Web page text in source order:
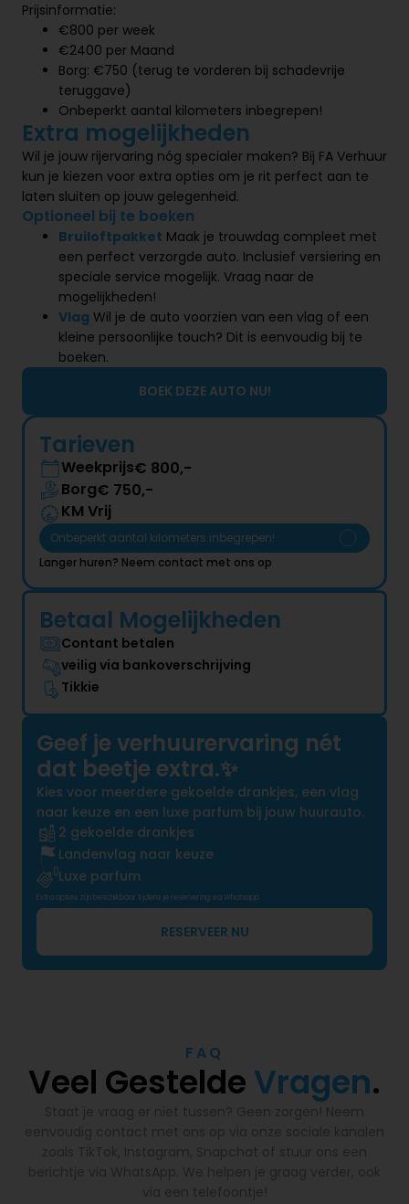
Prijsinformatie:
€800 per week
€2400 per Maand
Borg: €750 (terug te vorderen bij schadevrije
teruggave)
Onbeperkt aantal kilometers inbegrepen!
Extra mogelijkheden
Wil je jouw rijervaring nóg specialer maken? Bij FA Verhuur
kun je kiezen voor extra opties om je rit perfect aan te
laten sluiten op jouw gelegenheid.
Optioneel bij te boeken
Bruiloftpakket Maak je trouwdag compleet met
een perfect verzorgde auto. Inclusief versiering en
speciale service mogelijk. Vraag naar de
mogelijkheden!
Vlag Wil je de auto voorzien van een vlag of een
kleine persoonlijke touch? Dit is eenvoudig bij te
boeken.
BOEK DEZE AUTO NU!
Tarieven
Weekprijs€ 800,-
Borg€ 750,-
KM Vrij
Onbeperkt aantal kilometers inbegrepen!
Langer huren? Neem contact met ons op
Betaal Mogelijkheden
Contant betalen
veilig via bankoverschrijving
Tikkie
Geef je verhuurervaring nét
dat beetje extra.✨
Kies voor meerdere gekoelde drankjes, een vlag
naar keuze en een luxe parfum bij jouw huurauto.
2 gekoelde drankjes
Landenvlag naar keuze
Luxe parfum
Extra opties zijn beschikbaar tijdens je reservering via Whatsapp
RESERVEER NU
FAQ
Veel Gestelde Vragen.